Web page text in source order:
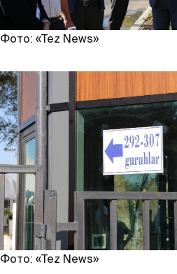
Фото: «Tez News»
Фото: «Tez News»